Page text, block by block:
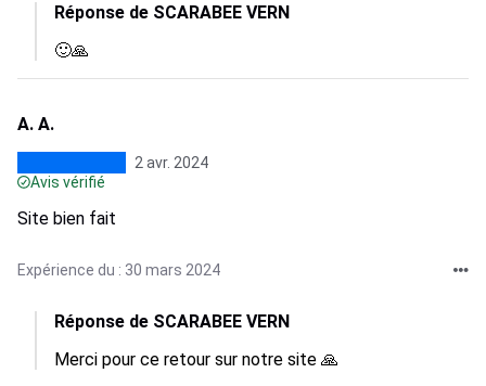
Réponse de SCARABEE VERN
🙂🙏
A. A.
2 avr. 2024
Avis vérifié
Site bien fait
Expérience du : 30 mars 2024
Réponse de SCARABEE VERN
Merci pour ce retour sur notre site 🙏